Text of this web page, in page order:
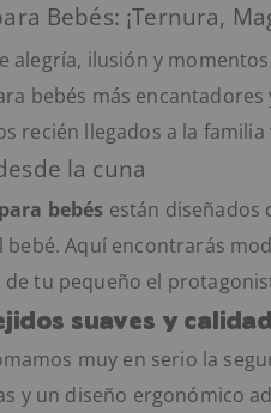
Bebés: ¡Ternura,
alegría, ilusión y
bebés más encantadores
recién llegados a la
la cuna
bebés están diseñados
bebé. Aquí encontrarás
tu pequeño el
suaves y
muy en serio la
y un diseño ergonómico